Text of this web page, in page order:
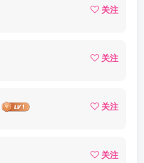
关注
关注
关注
关注